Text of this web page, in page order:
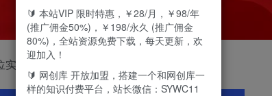
战教程全网最全喂饭级以下为实战收益
🔰 本站VIP 限时特惠，￥28/月，￥98/年
(推广佣金50%)，￥198/永久 (推广佣金
80%)，全站资源免费下载，每天更新，欢
迎加入！
🔰 网创库 开放加盟，搭建一个和网创库一
样的知识付费平台，站长微信：SYWC11